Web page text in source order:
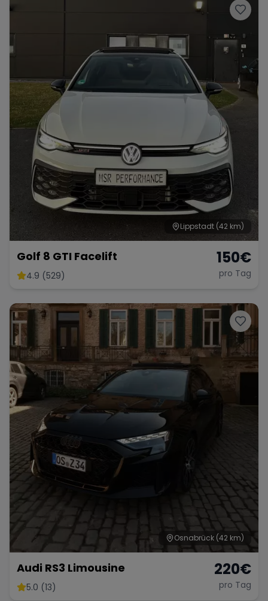
Lippstadt (42 km)
Golf 8 GTI Facelift
4.9 (529)
150€
pro Tag
Osnabrück (42 km)
Audi RS3 Limousine
5.0 (13)
220€
pro Tag